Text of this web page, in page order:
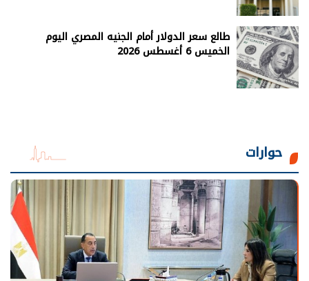
طالع سعر الدولار أمام الجنيه المصري اليوم
الخميس 6 أغسطس 2026
حوارات